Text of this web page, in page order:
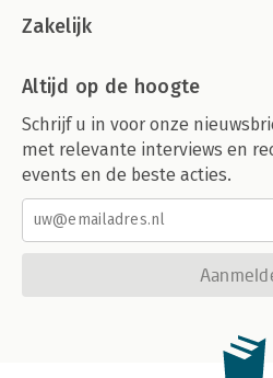
Zakelijk
Altijd op de hoogte
Schrijf u in voor onze
met relevante interviews en
events en de beste acties.